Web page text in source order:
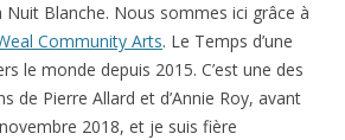
Nuit Blanche. Nous sommes ici grâce à
Community Arts. Le Temps d’une
le monde depuis 2015. C’est une des
de Pierre Allard et d’Annie Roy, avant
2018, et je suis fière